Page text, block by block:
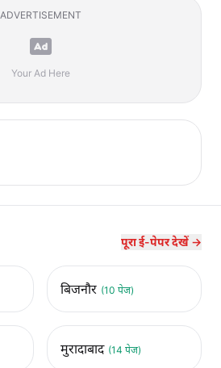
ADVERTISEMENT
Your Ad Here
पूरा ई-पेपर देखें →
बिजनौर (10 पेज)
मुरादाबाद (14 पेज)